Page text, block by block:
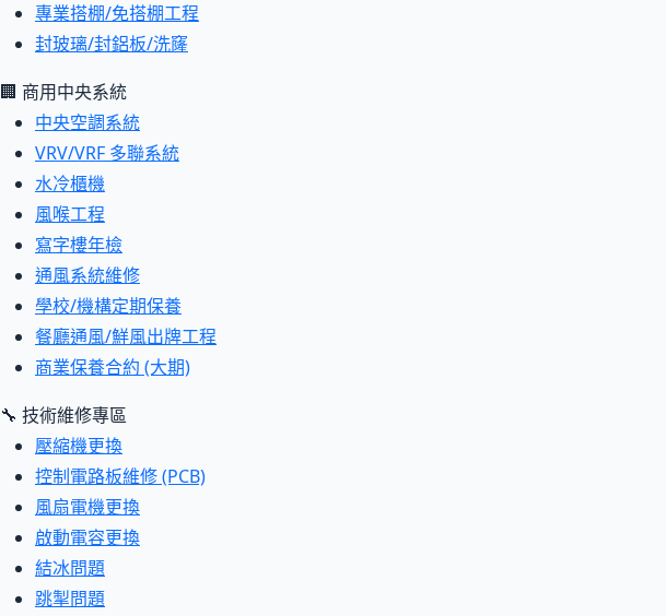
專業搭棚/免搭棚工程
封玻璃/封鋁板/洗窿
🏢 商用中央系統
中央空調系統
VRV/VRF 多聯系統
水冷櫃機
風喉工程
寫字樓年檢
通風系統維修
學校/機構定期保養
餐廳通風/鮮風出牌工程
商業保養合約 (大期)
🔧 技術維修專區
壓縮機更換
控制電路板維修 (PCB)
風扇電機更換
啟動電容更換
結冰問題
跳掣問題